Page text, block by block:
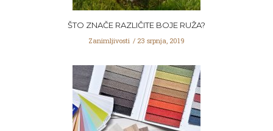
ŠTO ZNAČE RAZLIČITE BOJE RUŽA?
Zanimljivosti 23 srpnja, 2019